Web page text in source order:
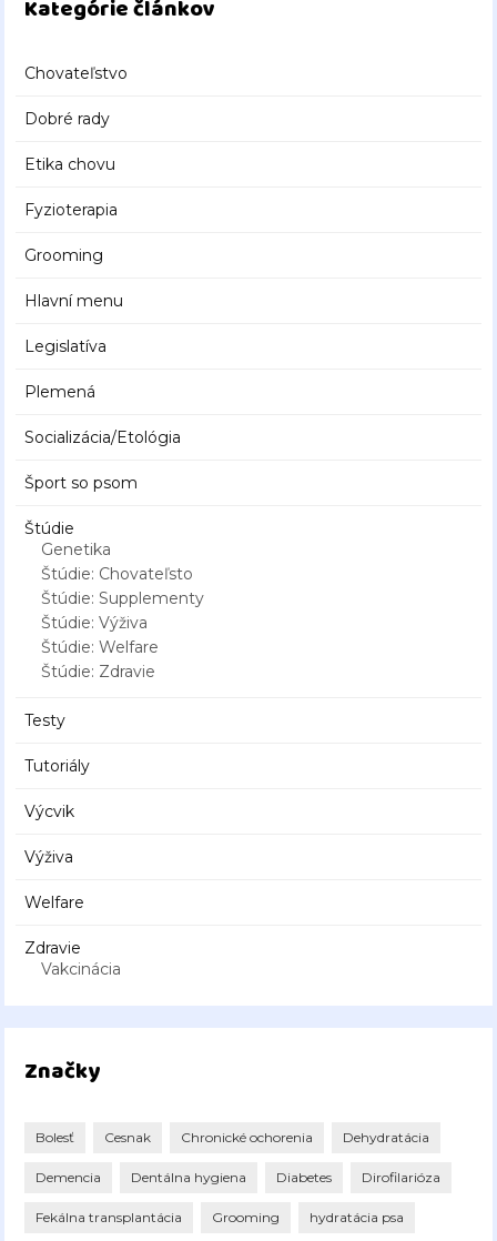
Kategórie článkov
Chovateľstvo
Dobré rady
Etika chovu
Fyzioterapia
Grooming
Hlavní menu
Legislatíva
Plemená
Socializácia/Etológia
Šport so psom
Štúdie
Genetika
Štúdie: Chovateľsto
Štúdie: Supplementy
Štúdie: Výživa
Štúdie: Welfare
Štúdie: Zdravie
Testy
Tutoriály
Výcvik
Výživa
Welfare
Zdravie
Vakcinácia
Značky
Bolesť Cesnak Chronické ochorenia Dehydratácia
Demencia Dentálna hygiena Diabetes Dirofilarióza
Fekálna transplantácia Grooming hydratácia psa